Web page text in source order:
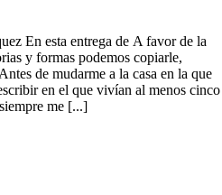
En esta entrega de A favor de la
y formas podemos copiarle,
de mudarme a la casa en la que
en el que vivían al menos cinco
me [...]